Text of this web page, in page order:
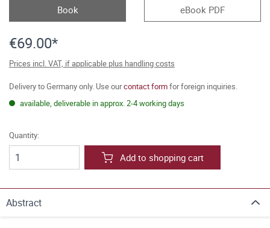
Book eBook PDF
€69.00*
Prices incl. VAT, if applicable plus handling costs
Delivery to Germany only. Use ourcontact formfor foreign inquiries.
available, deliverable in approx. 2-4 working days
Quantity:
Add to shopping cart
Abstract